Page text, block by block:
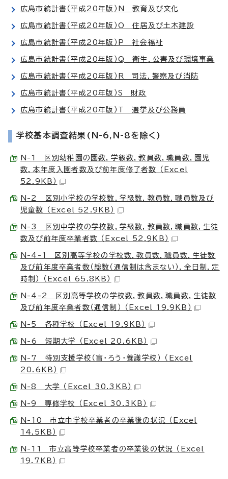
広島市統計書（平成20年版）N 教育及び文化
広島市統計書（平成20年版）O 住居及び土木建設
広島市統計書（平成20年版）P 社会福祉
広島市統計書（平成20年版）Q 衛生，公害及び環境事業
広島市統計書（平成20年版）R 司法，警察及び消防
広島市統計書（平成20年版）S 財政
広島市統計書（平成20年版）T 選挙及び公務員
学校基本調査結果(N-6,N-8を除く)
N-1 区別幼稚園の園数，学級数，教員数，職員数，園児
数，本年度入園者数及び前年度修了者数 （Excel
52.9KB）
N-2 区別小学校の学校数，学級数，教員数，職員数及び
児童数 （Excel 52.9KB）
N-3 区別中学校の学校数，学級数，教員数，職員数，生徒
数及び前年度卒業者数 （Excel 52.9KB）
N-4-1 区別高等学校の学校数，教員数，職員数，生徒数
及び前年度卒業者数（総数（通信制は含まない），全日制，定
時制） （Excel 65.8KB）
N-4-2 区別高等学校の学校数，教員数，職員数，生徒数
及び前年度卒業者数（通信制） （Excel 19.9KB）
N-5 各種学校 （Excel 19.9KB）
N-6 短期大学 （Excel 20.6KB）
N-7 特別支援学校（盲・ろう・養護学校） （Excel
20.6KB）
N-8 大学 （Excel 30.3KB）
N-9 専修学校 （Excel 30.3KB）
N-10 市立中学校卒業者の卒業後の状況 （Excel
14.5KB）
N-11 市立高等学校卒業者の卒業後の状況 （Excel
19.7KB）